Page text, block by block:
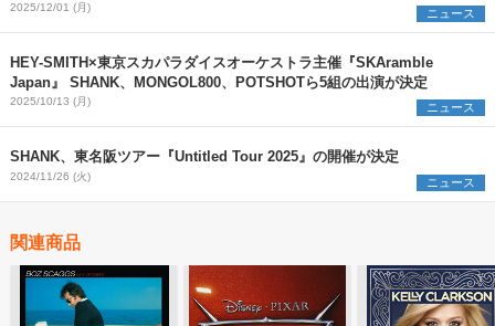
に発表
2025/12/01 (月) ニュース
HEY-SMITH×東京スカパラダイスオーケストラ主催『SKAramble
Japan』 SHANK、MONGOL800、POTSHOTら5組の出演が決定
2025/10/13 (月) ニュース
SHANK、東名阪ツアー『Untitled Tour 2025』の開催が決定
2024/11/26 (火) ニュース
関連商品